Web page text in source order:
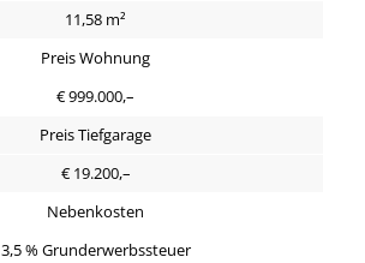
11,58 m²
Preis Wohnung
€ 999.000,–
Preis Tiefgarage
€ 19.200,–
Nebenkosten
3,5 % Grunderwerbssteuer